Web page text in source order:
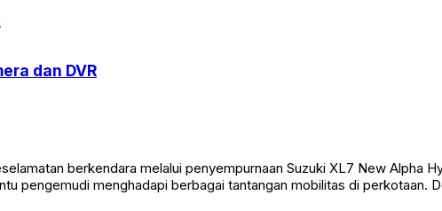
dan DVR
berkendara melalui penyempurnaan Suzuki XL7 New Alpha
pengemudi menghadapi berbagai tantangan mobilitas di perkotaan.